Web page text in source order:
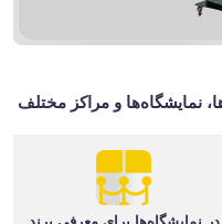
نمایشگاه‌ها و مراکز مختلف